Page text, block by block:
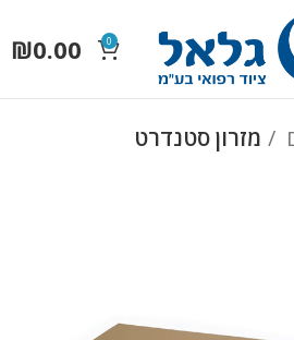
0
₪0.00
מזרון סטנדרט